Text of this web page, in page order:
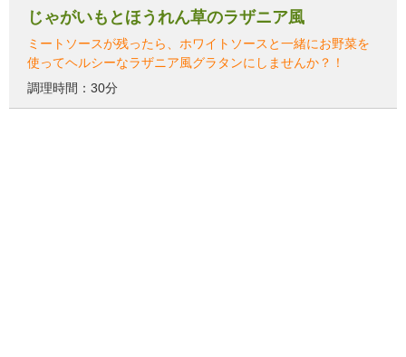
じゃがいもとほうれん草のラザニア風
ミートソースが残ったら、ホワイトソースと一緒にお野菜を
使ってヘルシーなラザニア風グラタンにしませんか？！
調理時間：30分